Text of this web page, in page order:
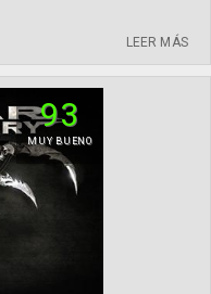
LEER MÁS
93
MUY BUENO